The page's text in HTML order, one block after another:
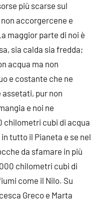
più scarse sul
accorgercene e
maggior parte di noi è
sia calda sia fredda;
acqua ma non
e costante che ne
pur non
e noi ne
chilometri cubi di acqua
tutto il Pianeta e se nel
da sfamare in più
chilometri cubi di
come il Nilo. Su
Greco e Marta